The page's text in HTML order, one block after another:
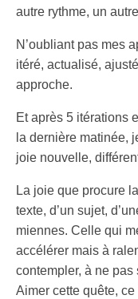
autre rythme, un
N’oubliant pas mes
itéré, actualisé,
approche.
Et après 5 itérations
la dernière matinée,
joie nouvelle,
La joie que procure
texte, d’un sujet,
miennes. Celle qui
accélérer mais à
contempler, à ne pas
Aimer cette quête,